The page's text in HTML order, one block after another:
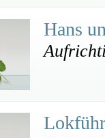
Hans